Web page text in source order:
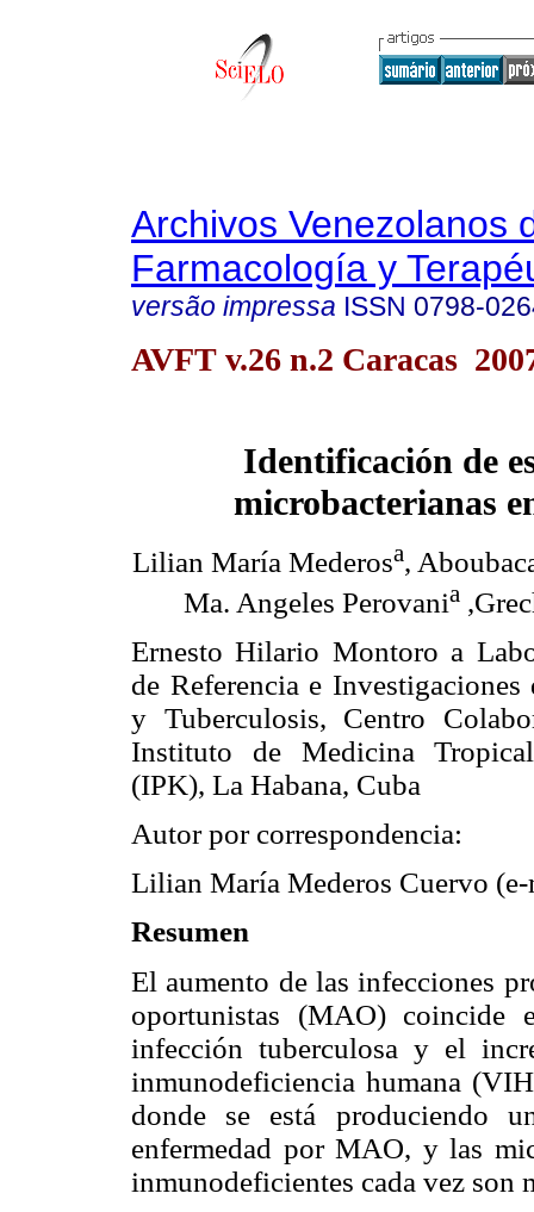
Archivos Venezolanos
Farmacología y
versão impressa ISSN 0798-
AVFT v.26 n.2 Caracas
Identificación de
microbacterianas
Lilian María Mederosa,
Ma. Angeles Perovania
Ernesto Hilario Montoro a
de Referencia e
y Tuberculosis, Centro
Instituto de Medicina
(IPK), La Habana, Cuba
Autor por correspondencia:
Lilian María Mederos Cuervo
Resumen
El aumento de las infecciones
oportunistas (MAO)
infección tuberculosa y el
inmunodeficiencia humana
donde se está produciendo
enfermedad por MAO, y las
inmunodeficientes cada vez son